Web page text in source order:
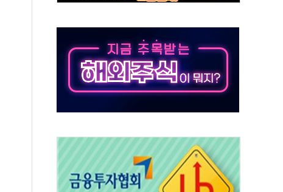
…10일까지 최대 3.5m 높은 물결
23명…정부, 비상대응기구 가동
베이징도 부동산 규제 철폐
승으로 피서객 7명 고립…전원 구조
' 운영…페르세우스 유성우 관측
50mm 이상 폭우…호우경보 발효